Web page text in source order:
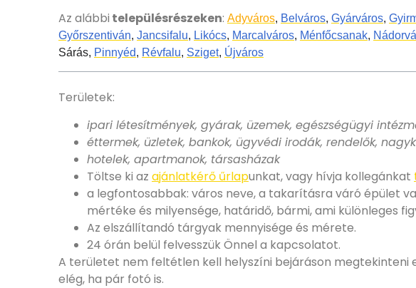
Az alábbi településrészeken: Adyváros, Belváros, Gyárváros,
Győrszentiván, Jancsifalu, Likócs, Marcalváros, Ménfőcsanak,
Sárás, Pinnyéd, Révfalu, Sziget, Újváros
Területek:
ipari létesítmények, gyárak, üzemek, egészségügyi
éttermek, üzletek, bankok, ügyvédi irodák, rendelők,
hotelek, apartmanok, társasházak
Töltse ki az ajánlatkérő űrlapunkat, vagy hívja kollegánkat
a legfontosabbak: város neve, a takarításra váró épület
mértéke és milyensége, határidő, bármi, ami különleges
Az elszállítandó tárgyak mennyisége és mérete.
24 órán belül felvesszük Önnel a kapcsolatot.
A területet nem feltétlen kell helyszíni bejáráson megtekinteni
elég, ha pár fotó is.